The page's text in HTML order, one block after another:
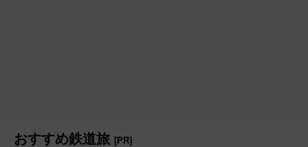
おすすめ鉄道旅 [PR]